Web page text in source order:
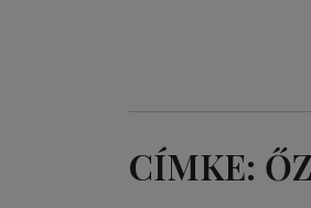
CÍMKE: ŐZ